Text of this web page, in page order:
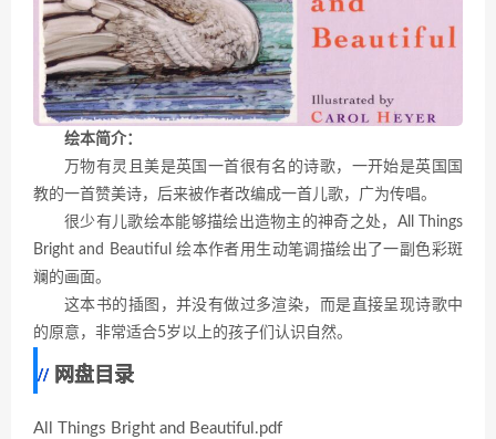
绘本简介：
万物有灵且美是英国一首很有名的诗歌，一开始是英国国
教的一首赞美诗，后来被作者改编成一首儿歌，广为传唱。
很少有儿歌绘本能够描绘出造物主的神奇之处，All Things
Bright and Beautiful 绘本作者用生动笔调描绘出了一副色彩斑
斓的画面。
这本书的插图，并没有做过多渲染，而是直接呈现诗歌中
的原意，非常适合5岁以上的孩子们认识自然。
网盘目录
All Things Bright and Beautiful.pdf